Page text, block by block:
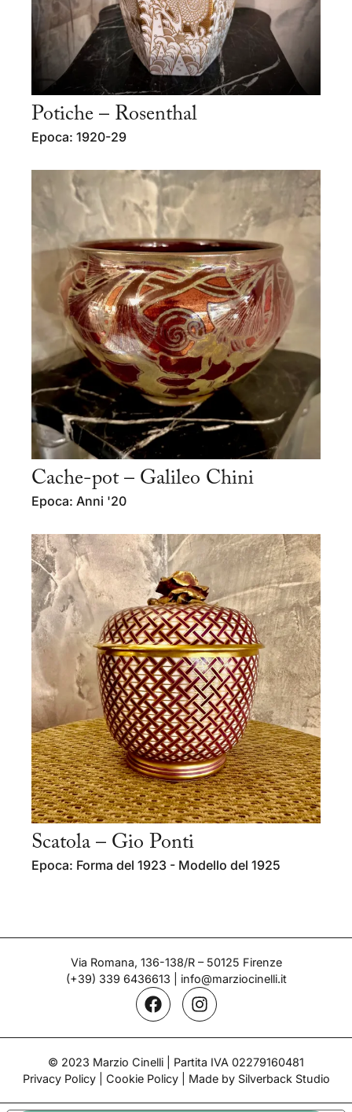
Potiche – Rosenthal
Epoca: 1920-29
Cache-pot – Galileo Chini
Epoca: Anni '20
Scatola – Gio Ponti
Epoca: Forma del 1923 - Modello del 1925
Via Romana, 136-138/R – 50125 Firenze
(+39) 339 6436613
info@marziocinelli.it
© 2023 Marzio Cinelli | Partita IVA 02279160481
Privacy Policy| Cookie Policy| Made by Silverback Studio